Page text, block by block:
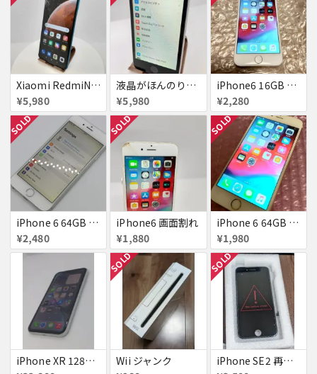
Xiaomi RedmiNote9S SIMフリー 863954040594602
¥5,980
液晶がほんのり黄色いiPhone SE
¥5,980
iPhone6 16GB au 液晶表示不良
¥2,280
SOLD
iPhone 6 64GB Softbank
¥2,480
SOLD
iPhone6 画面割れ
¥1,880
SOLD
iPhone 6 64GB docomo
¥1,980
iPhone XR 128GB SIMフリー
SOLD
Wii ジャンク
SOLD
iPhone SE2 再生液晶パネル 黒